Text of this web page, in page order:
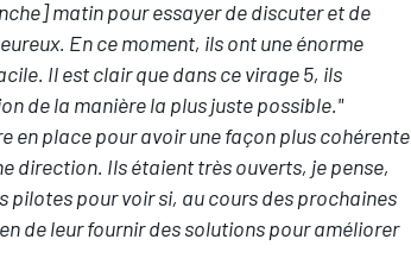
matin pour essayer de discuter et de
En ce moment, ils ont une énorme
Il est clair que dans ce virage 5, ils
de la manière la plus juste possible."
en place pour avoir une façon plus cohérente
direction. Ils étaient très ouverts, je pense,
pour voir si, au cours des prochaines
de leur fournir des solutions pour améliorer